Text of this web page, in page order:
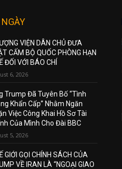
VIỆN DÂN CHỦ ĐƯA
CẤM BỘ QUỐC PHÒNG HẠN
ĐỐI VỚI BÁO CHÍ
6, 2026
Trump Đã Tuyên Bố “Tình
Khẩn Cấp” Nhằm Ngăn
Việc Công Khai Hồ Sơ Tài
Của Mình Cho Đài BBC
5, 2026
GIỚI GỌI CHÍNH SÁCH CỦA
VỀ IRAN LÀ “NGOẠI GIAO